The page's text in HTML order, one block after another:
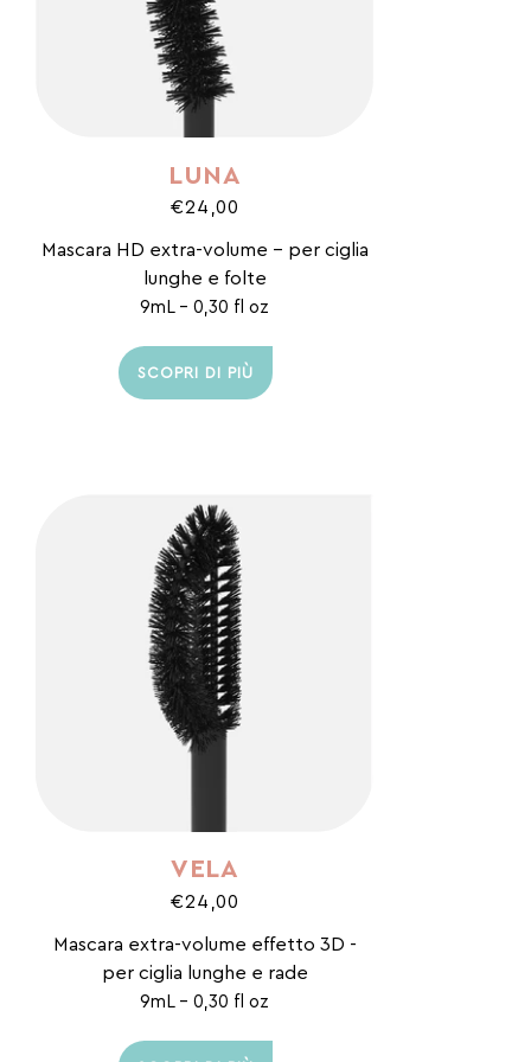
LUNA
€24,00
Mascara HD extra-volume - per ciglia
lunghe e folte
9mL - 0,30 fl oz
SCOPRI DI PIÙ
VELA
€24,00
Mascara extra-volume effetto 3D -
per ciglia lunghe e rade
9mL - 0,30 fl oz